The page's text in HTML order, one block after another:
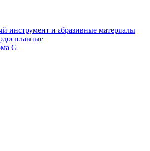
инструмент и абразивные материалы
G